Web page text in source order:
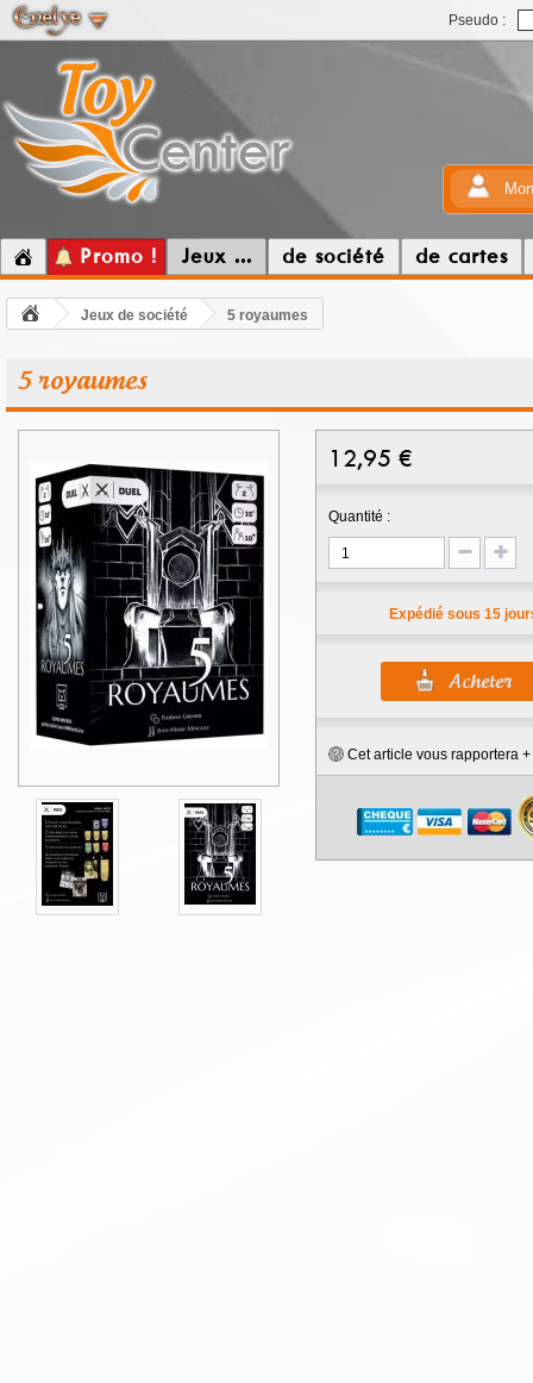
Pseudo :
Promo ! Jeux ... de société de cartes
Jeux de société 5 royaumes
5 royaumes
12,95 €
Quantité :
Expédié sous 15
Cet article vous rapportera +